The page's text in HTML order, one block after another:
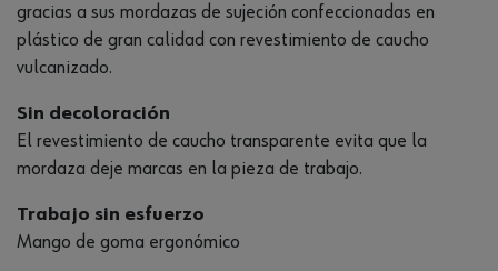
gracias a sus mordazas de sujeción confeccionadas en
plástico de gran calidad con revestimiento de caucho
vulcanizado.
Sin decoloración
El revestimiento de caucho transparente evita que la
mordaza deje marcas en la pieza de trabajo.
Trabajo sin esfuerzo
Mango de goma ergonómico